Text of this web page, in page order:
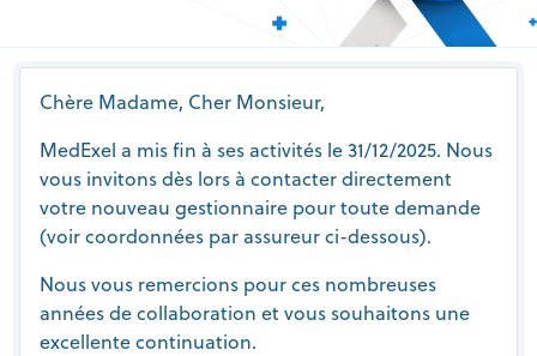
Chère Madame, Cher Monsieur,
MedExel a mis fin à ses activités le 31/12/2025. Nous
vous invitons dès lors à contacter directement
votre nouveau gestionnaire pour toute demande
(voir coordonnées par assureur ci-dessous).
Nous vous remercions pour ces nombreuses
années de collaboration et vous souhaitons une
excellente continuation.